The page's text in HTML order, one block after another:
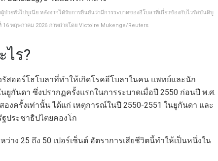
วยทั่วไปบูเนีย หลังจากได้รับการยืนยันว่ามีการระบาดของอีโบลาที่เกี่ยวข้องกับไวรัสบันดิบู
16 พฤษภาคม 2026 ภาพถ่ายโดย Victoire Mukenge/Reuters
ไร?
รัสออร์โธโบลาที่ทำให้เกิดโรคอีโบลาในคน แพทย์และนัก
ยูกันดา ซึ่งปรากฏครั้งแรกในการระบาดเมื่อปี 2550 ก่อนปี พ.ศ.
องครั้งเท่านั้น ได้แก่ เหตุการณ์ในปี 2550-2551 ในยูกันดา และ
ประชาธิปไตยคองโก
าง 25 ถึง 50 เปอร์เซ็นต์ อัตราการเสียชีวิตนี้ทำให้เป็นหนึ่งใน